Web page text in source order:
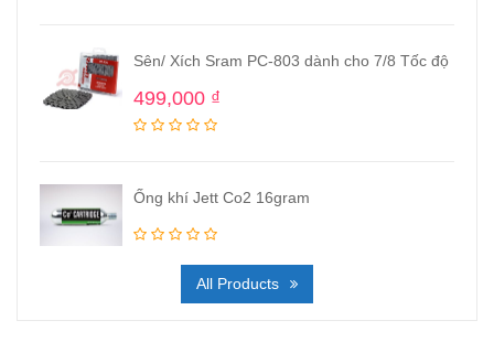
Sên/ Xích Sram PC-803 dành cho 7/8 Tốc độ
499,000 ₫
Ống khí Jett Co2 16gram
All Products